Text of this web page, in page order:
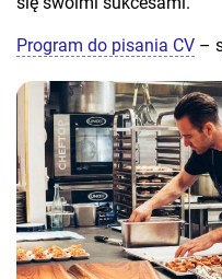
Program do pisania CV –